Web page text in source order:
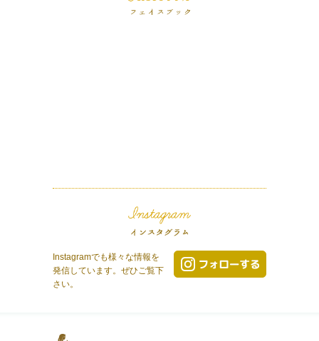
Instagramでも様々な情報を
発信しています。ぜひご覧下
さい。